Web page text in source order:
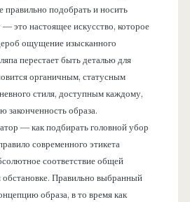
правильно подобрать и носить
это настоящее искусство, которое
ощущение изысканного
перестает быть деталью для
органичным, статусным
стиля, доступным каждому,
законченность образа.
— как подбирать головной убор
современного этикета
соответствие общей
обстановке. Правильно выбранный
образа, в то время как